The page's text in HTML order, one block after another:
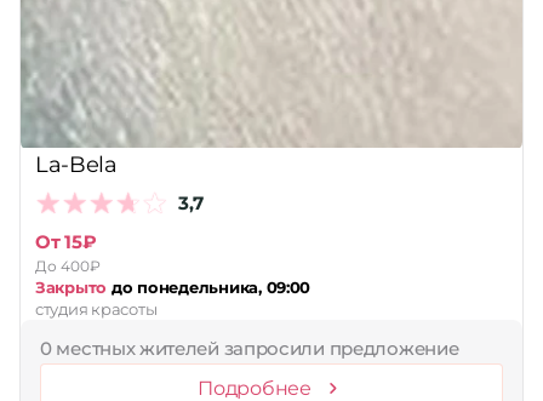
La-Bela
3,7
От 15₽
До 400₽
Закрыто до понедельника, 09:00
студия красоты
0 местных жителей запросили предложение
Подробнее